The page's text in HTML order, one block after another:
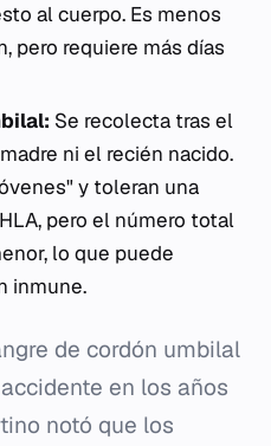
al cuerpo. Es menos
pero requiere más días
Se recolecta tras el
ni el recién nacido.
y toleran una
pero el número total
lo que puede
inmune.
de cordón umbilal
en los años
notó que los